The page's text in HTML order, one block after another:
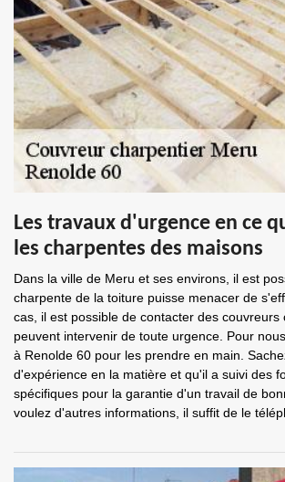
Les travaux d'urgence en ce
les charpentes des maisons
Dans la ville de Meru et ses environs, il est
charpente de la toiture puisse menacer de
cas, il est possible de contacter des couvreurs
peuvent intervenir de toute urgence. Pour
à Renolde 60 pour les prendre en main.
d'expérience en la matière et qu'il a suivi des
spécifiques pour la garantie d'un travail de
voulez d'autres informations, il suffit de le